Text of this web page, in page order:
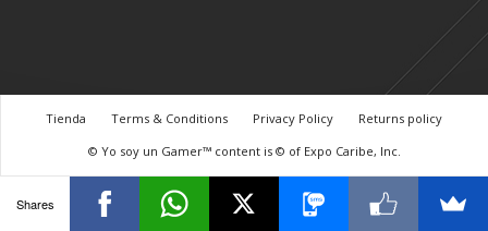
Tienda Terms & Conditions Privacy Policy
Returns policy
© Yo soy un Gamer™ content is © of Expo Caribe, Inc.
Shares